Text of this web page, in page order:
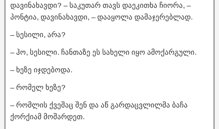
დავინახავდი? – საკუთარ თავს დაეკითხა ჩიორა, –
პონტია, დავინახავდი, – დააყოლა დამაჯერებლად.
– სესილი, არა?
– ჰო, სესილი. ჩანთაზე ეს სახელი იყო ამოქარგული.
– ხეზე იჯდებოდა.
– რომელ ხეზე?
– რომლის ქვეშაც შენ და აწ გარდაცვლილმა ბაჩა
ქორქიამ მოშარდეთ.